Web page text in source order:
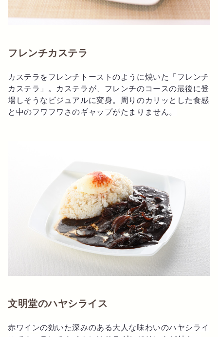
フレンチカステラ
カステラをフレンチトーストのように焼いた「フレンチ
カステラ」。カステラが、フレンチのコースの最後に登
場しそうなビジュアルに変身。周りのカリッとした食感
と中のフワフワさのギャップがたまりません。
文明堂のハヤシライス
赤ワインの効いた深みのある大人な味わいのハヤシライ